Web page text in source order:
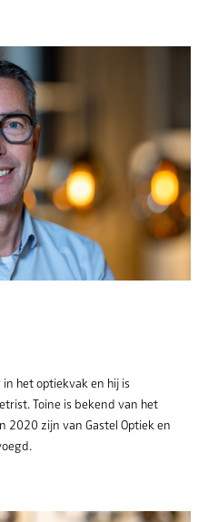
het optiekvak en hij is
Toine is bekend van het
2020 zijn van Gastel Optiek en